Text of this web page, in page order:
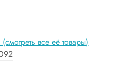
все её товары)